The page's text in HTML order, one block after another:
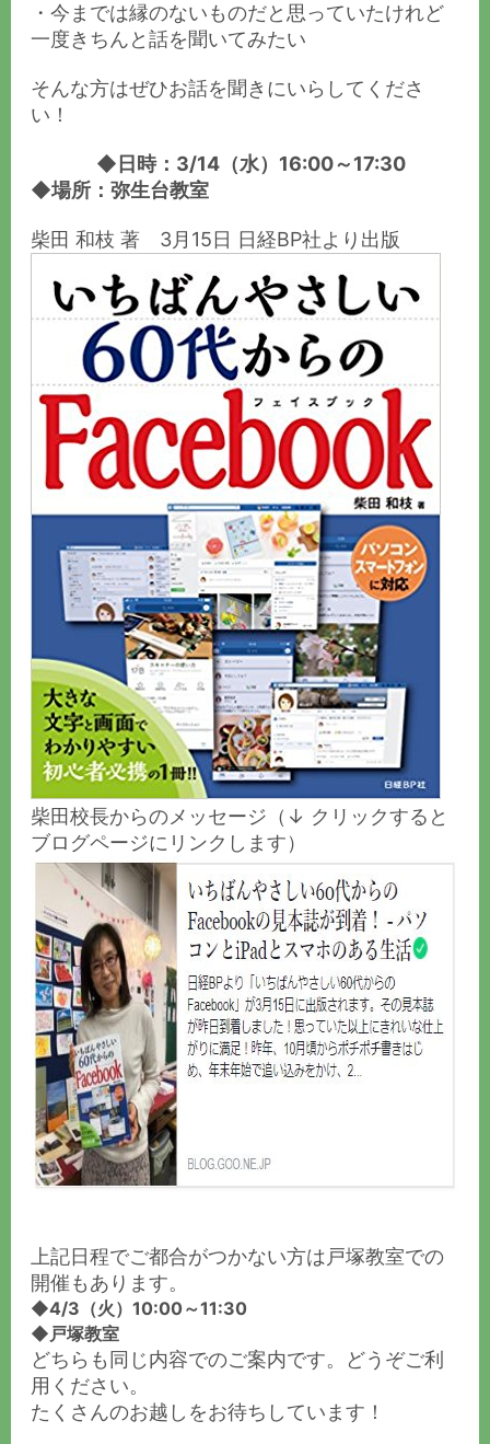
・今までは縁のないものだと思っていたけれど
一度きちんと話を聞いてみたい
そんな方はぜひお話を聞きにいらしてくださ
い！
◆日時：3/14（水）16:00～17:30
◆場所：弥生台教室
柴田 和枝 著 3月15日 日経BP社より出版
柴田校長からのメッセージ（↓ クリックすると
ブログページにリンクします）
上記日程でご都合がつかない方は戸塚教室での
開催もあります。
◆4/3（火）10:00～11:30
◆戸塚教室
どちらも同じ内容でのご案内です。どうぞご利
用ください。
たくさんのお越しをお待ちしています！